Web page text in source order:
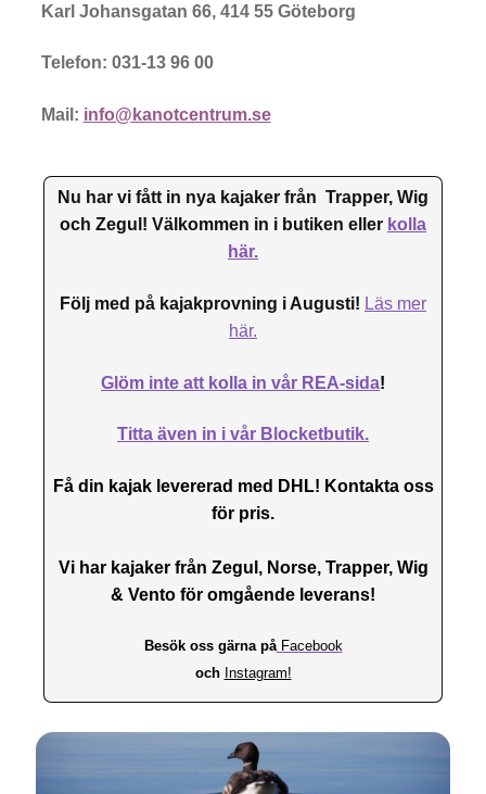
Karl Johansgatan 66, 414 55 Göteborg
Telefon: 031-13 96 00
Mail: info@kanotcentrum.se
Nu har vi fått in nya kajaker från Trapper, Wig
och Zegul! Välkommen in i butiken eller kolla
här.
Följ med på kajakprovning i Augusti! Läs mer
här.
Glöm inte att kolla in vår REA-sida!
Titta även in i vår Blocketbutik.
Få din kajak levererad med DHL! Kontakta oss
för pris.
Vi har kajaker från Zegul, Norse, Trapper, Wig
& Vento för omgående leverans!
Besök oss gärna påFacebook
och Instagram!